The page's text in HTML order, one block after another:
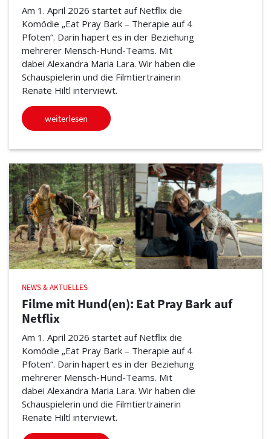
Am 1. April 2026 startet auf Netflix die
Komödie „Eat Pray Bark – Therapie auf 4
Pfoten“. Darin hapert es in der Beziehung
mehrerer Mensch-Hund-Teams. Mit
dabei Alexandra Maria Lara. Wir haben die
Schauspielerin und die Filmtiertrainerin
Renate Hiltl interviewt.
weiterlesen
NEWS & AKTUELLES
Filme mit Hund(en): Eat Pray Bark auf
Netflix
Am 1. April 2026 startet auf Netflix die
Komödie „Eat Pray Bark – Therapie auf 4
Pfoten“. Darin hapert es in der Beziehung
mehrerer Mensch-Hund-Teams. Mit
dabei Alexandra Maria Lara. Wir haben die
Schauspielerin und die Filmtiertrainerin
Renate Hiltl interviewt.